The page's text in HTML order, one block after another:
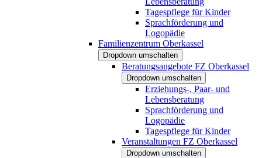
Tagespflege für Kinder
Sprachförderung und
Logopädie
Familienzentrum Oberkassel
Dropdown umschalten
Beratungsangebote FZ Oberkassel
Dropdown umschalten
Erziehungs-, Paar- und
Lebensberatung
Sprachförderung und
Logopädie
Tagespflege für Kinder
Veranstaltungen FZ Oberkassel
Dropdown umschalten